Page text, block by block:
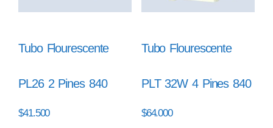
Tubo Flourescente
PL26 2 Pines 840
$41.500
Tubo Flourescente
PLT 32W 4 Pines 840
$64.000